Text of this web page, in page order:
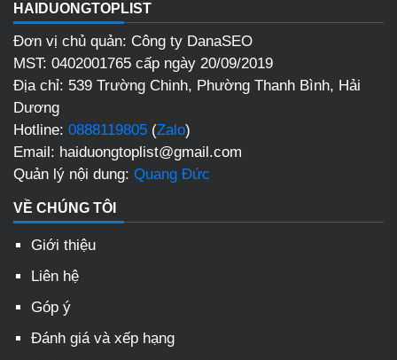
HAIDUONGTOPLIST
Đơn vị chủ quản: Công ty DanaSEO
MST: 0402001765 cấp ngày 20/09/2019
Địa chỉ: 539 Trường Chinh, Phường Thanh Bình, Hải
Dương
Hotline: 0888119805 (Zalo)
Email: haiduongtoplist@gmail.com
Quản lý nội dung: Quang Đức
VỀ CHÚNG TÔI
Giới thiệu
Liên hệ
Góp ý
Đánh giá và xếp hạng